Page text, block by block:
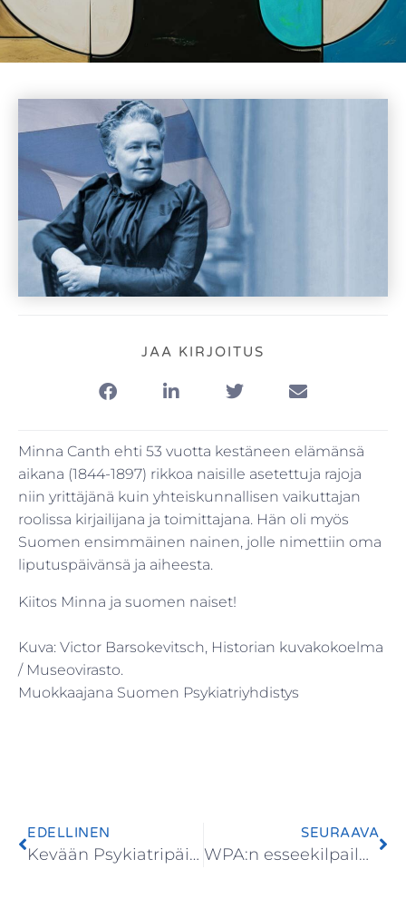
JAA KIRJOITUS
Minna Canth ehti 53 vuotta kestäneen elämänsä
aikana (1844-1897) rikkoa naisille asetettuja rajoja
niin yrittäjänä kuin yhteiskunnallisen vaikuttajan
roolissa kirjailijana ja toimittajana. Hän oli myös
Suomen ensimmäinen nainen, jolle nimettiin oma
liputuspäivänsä ja aiheesta.
Kiitos Minna ja suomen naiset!
Kuva: Victor Barsokevitsch, Historian kuvakokoelma
/ Museovirasto.
Muokkaajana Suomen Psykiatriyhdistys
EDELLINEN
Kevään Psykiatripäivät täydessä vauhdissa
SEURAAVA
WPA:n esseekilpailu lääketieteen opiskelijoille